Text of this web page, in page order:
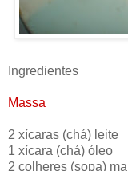
Ingredientes
Massa
2 xícaras (chá) leite
1 xícara (chá) óleo
2 colheres (sopa)